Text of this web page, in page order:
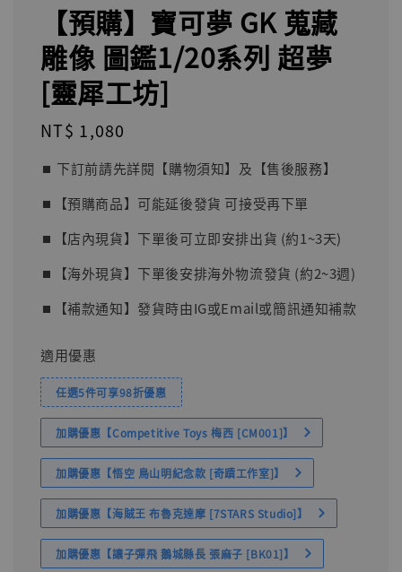
【預購】寶可夢 GK 蒐藏
雕像 圖鑑1/20系列 超夢
[靈犀工坊]
Regular
NT$ 1,080
⏹︎ 下訂前請先詳閱【購物須知】及【售後服務】
⏹︎【預購商品】可能延後發貨 可接受再下單
⏹︎【店內現貨】下單後可立即安排出貨 (約1~3天)
⏹︎【海外現貨】下單後安排海外物流發貨 (約2~3週)
⏹︎【補款通知】發貨時由IG或Email或簡訊通知補款
適用優惠
任選5件可享98折優惠
加購優惠【Competitive Toys 梅西 [CM001]】
加購優惠【悟空 鳥山明紀念款 [奇蹟工作室]】
加購優惠【海賊王 布魯克達摩 [7STARS Studio]】
加購優惠【讓子彈飛 鵝城縣長 張麻子 [BK01]】